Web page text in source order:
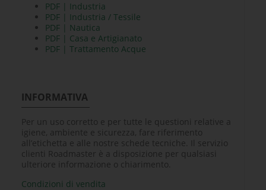
PDF | Industria
PDF | Industria / Tessile
PDF | Nautica
PDF | Casa e Artigianato
PDF | Trattamento Acque
INFORMATIVA
Per un uso corretto e per tutte le questioni relative a
igiene, ambiente e sicurezza, fare riferimento
all’etichetta e alle nostre schede tecniche. Il servizio
clienti Roadmaster è a disposizione per qualsiasi
ulteriore informazione o chiarimento.
Condizioni di vendita